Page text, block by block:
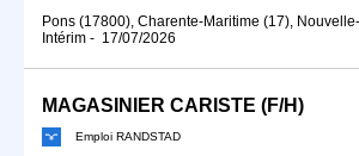
Pons (17800), Charente-Maritime (17),
Intérim - 17/07/2026
MAGASINIER CARISTE (F/H)
Emploi RANDSTAD